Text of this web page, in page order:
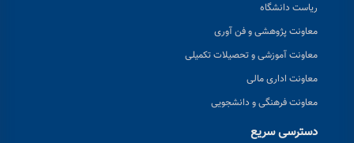
ریاست دانشگاه
معاونت پژوهشی و فن آوری
معاونت آموزشی و تحصیلات تکمیلی
معاونت اداری مالی
معاونت فرهنگی و دانشجویی
دسترسی سریع